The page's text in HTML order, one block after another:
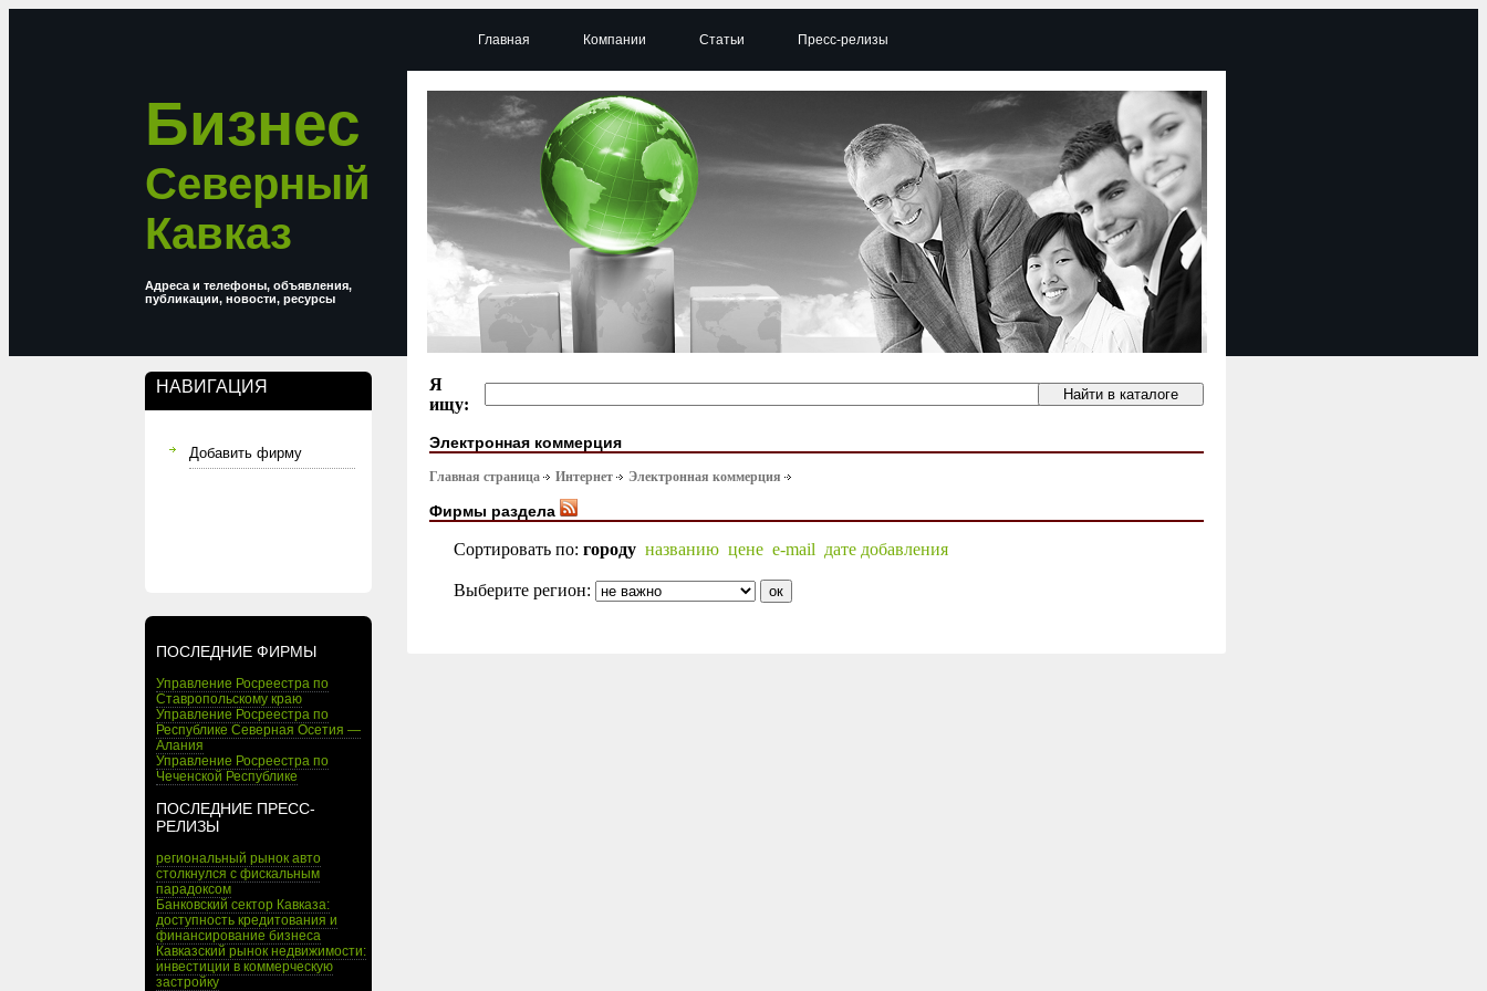
Бизнес
Северный
Кавказ
Адреса и телефоны, объявления,
публикации, новости, ресурсы
НАВИГАЦИЯ
Добавить фирму
ПОСЛЕДНИЕ ФИРМЫ
Управление Росреестра по
Ставропольскому краю
Управление Росреестра по
Республике Северная Осетия —
Алания
Управление Росреестра по
Чеченской Республике
ПОСЛЕДНИЕ ПРЕСС-
РЕЛИЗЫ
региональный рынок авто
столкнулся с фискальным
парадоксом
Банковский сектор Кавказа:
доступность кредитования и
финансирование бизнеса
Кавказский рынок недвижимости:
инвестиции в коммерческую
застройку
Главная Компании Статьи Пресс-релизы
Я
ищу:
Электронная коммерция
Главная страница Интернет Электронная коммерция
Фирмы раздела
Сортировать по: городу названию цене e-mail дате добавления
Выберите регион: